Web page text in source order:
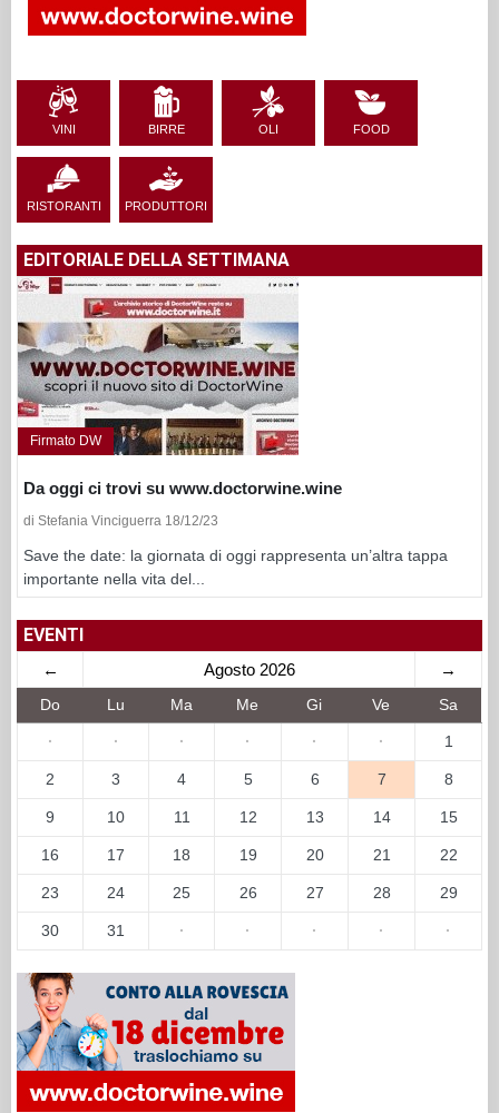
VINI BIRRE OLI FOOD
RISTORANTI PRODUTTORI
EDITORIALE DELLA SETTIMANA
Firmato DW
Da oggi ci trovi su www.doctorwine.wine
di Stefania Vinciguerra 18/12/23
Save the date: la giornata di oggi rappresenta un’altra tappa
importante nella vita del...
EVENTI
← Agosto 2026 →
Do Lu Ma Me Gi Ve Sa
· · · · · · 1
2 3 4 5 6 7 8
9 10 11 12 13 14 15
16 17 18 19 20 21 22
23 24 25 26 27 28 29
30 31 · · · · ·